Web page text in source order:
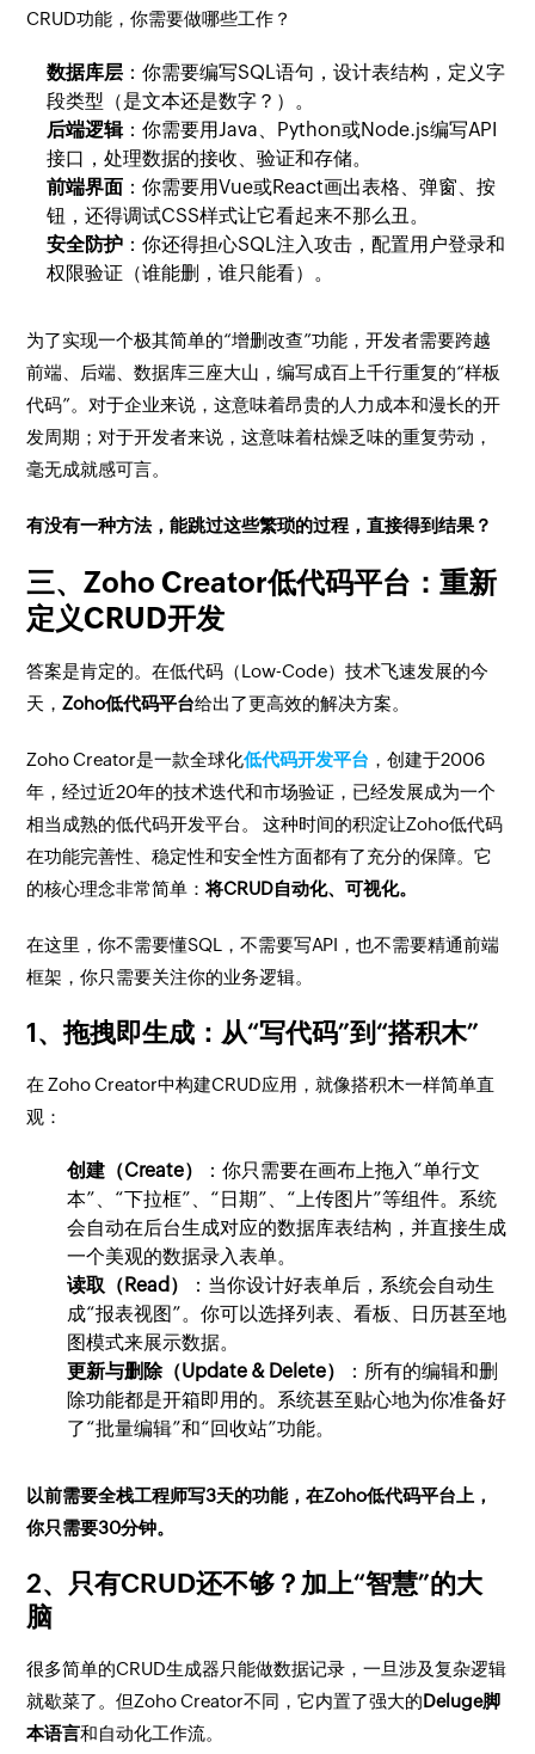
CRUD功能，你需要做哪些工作？
数据库层 ：你需要编写SQL语句，设计表结构，定义字
段类型（是文本还是数字？）。
后端逻辑：你需要用Java、Python或Node.js编写API
接口，处理数据的接收、验证和存储。
前端界面 ：你需要用Vue或React画出表格、弹窗、按
钮，还得调试CSS样式让它看起来不那么丑。
安全防护 ：你还得担心SQL注入攻击，配置用户登录和
权限验证（谁能删，谁只能看）。
为了实现一个极其简单的“增删改查”功能，开发者需要跨越
前端、后端、数据库三座大山，编写成百上千行重复的“样板
代码”。对于企业来说，这意味着昂贵的人力成本和漫长的开
发周期；对于开发者来说，这意味着枯燥乏味的重复劳动，
毫无成就感可言。
有没有一种方法，能跳过这些繁琐的过程，直接得到结果？
三、Zoho Creator低代码平台：重新
定义CRUD开发
答案是肯定的。在低代码（Low-Code）技术飞速发展的今
天，Zoho低代码平台给出了更高效的解决方案。
Zoho Creator是一款全球化低代码开发平台 ，创建于2006
年，经过近20年的技术迭代和市场验证，已经发展成为一个
相当成熟的低代码开发平台。 这种时间的积淀让Zoho低代码
在功能完善性、稳定性和安全性方面都有了充分的保障。它
的核心理念非常简单：将CRUD自动化、可视化。
在这里，你不需要懂SQL，不需要写API，也不需要精通前端
框架，你只需要关注你的业务逻辑。
1、拖拽即生成：从“写代码”到“搭积木”
在 Zoho Creator中构建CRUD应用，就像搭积木一样简单直
观：
创建（Create）
：你只需要在画布上拖入“单行文
本”、“下拉框”、“日期”、“上传图片”等组件。系统
会自动在后台生成对应的数据库表结构，并直接生成
一个美观的数据录入表单。
读取（Read）
：当你设计好表单后，系统会自动生
成“报表视图”。你可以选择列表、看板、日历甚至地
图模式来展示数据。
更新与删除（Update & Delete）
：所有的编辑和删
除功能都是开箱即用的。系统甚至贴心地为你准备好
了“批量编辑”和“回收站”功能。
以前需要全栈工程师写3天的功能，在Zoho低代码平台上，
你只需要30分钟。
2、只有CRUD还不够？加上“智慧”的大
脑
很多简单的CRUD生成器只能做数据记录，一旦涉及复杂逻辑
就歇菜了。但Zoho Creator不同，它内置了强大的Deluge脚
本语言和自动化工作流。